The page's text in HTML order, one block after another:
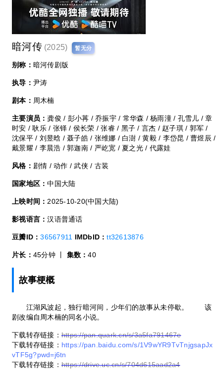
暗河传 (2025) 暂无分
别称： 暗河传剧版
执导： 尹涛
剧本： 周木楠
主要演员：龚俊 / 彭小苒 / 乔振宇 / 常华森 / 杨雨潼 / 孔雪儿 / 章
时安 / 耿乐 / 张铎 / 侯长荣 / 张睿 / 黑子 / 言杰 / 赵子琪 / 郭军 /
沈保平 / 刘昱晗 / 聂子皓 / 张维娜 / 白澍 / 黄毅 / 李岱昆 / 曹煜辰 /
戴景耀 / 李晨浩 / 郭迦南 / 严屹宽 / 夏之光 / 代露娃
风格： 剧情 / 动作 / 武侠 / 古装
国家地区：中国大陆
上映时间： 2025-10-20(中国大陆)
影视语言：汉语普通话
豆瓣ID：36567911 IMDbID：tt32613876
片长： 45分钟 丨 集数：40
故事梗概
江湖风波起，独行暗河间，少年们的故事从未停歇。 该
剧改编自周木楠的同名小说。
下载转存链接：https://pan.quark.cn/s/3a5fa791467e
下载转存链接： https://pan.baidu.com/s/1V9wYR9TvTnjgsapJx
vTF5g?pwd=j6tn
下载转存链接：https://drive.uc.cn/s/704d615aad2a4